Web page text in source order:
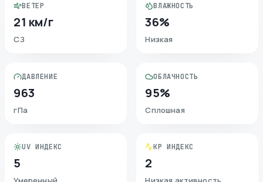
ВЕТЕР
21 км/г
СЗ
ВЛАЖНОСТЬ
36%
Низкая
ДАВЛЕНИЕ
963
гПа
ОБЛАЧНОСТЬ
95%
Сплошная
UV ИНДЕКС
5
KP ИНДЕКС
2